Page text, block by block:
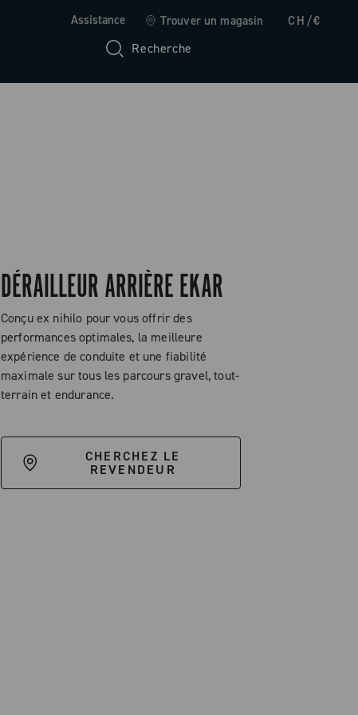
Assistance Trouver un magasin CH/€
Recherche
DÉRAILLEUR ARRIÈRE EKAR
Conçu ex nihilo pour vous offrir des
performances optimales, la meilleure
expérience de conduite et une fiabilité
maximale sur tous les parcours gravel, tout-
terrain et endurance.
CHERCHEZ LE
REVENDEUR